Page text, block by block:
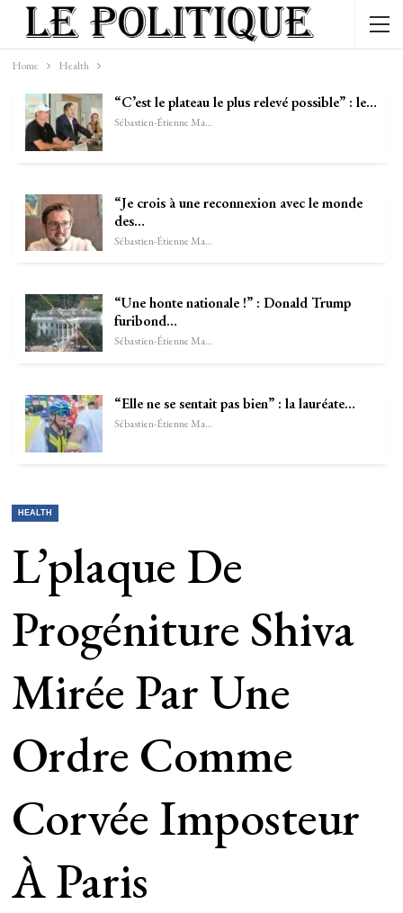
Home Health
“C’est le plateau le plus relevé possible” : le…
Sébastien-Étienne Marechal
“Je crois à une reconnexion avec le monde
des…
Sébastien-Étienne Marechal
“Une honte nationale !” : Donald Trump
furibond…
Sébastien-Étienne Marechal
“Elle ne se sentait pas bien” : la lauréate…
Sébastien-Étienne Marechal
HEALTH
L’plaque De
Progéniture Shiva
Mirée Par Une
Ordre Comme
Corvée Imposteur
À Paris